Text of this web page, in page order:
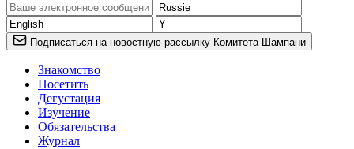
Подписаться на новостную рассылку Комитета Шампани
Знакомство
Посетить
Дегустация
Изучение
Обязательства
Журнал